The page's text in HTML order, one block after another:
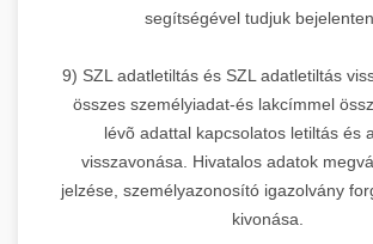
segítségével tudjuk
9) SZL adatletiltás és SZL adatletiltás
összes személyiadat-és lakcímmel
lévõ adattal kapcsolatos letiltás és
visszavonása. Hivatalos adatok
jelzése, személyazonosító igazolvány
kivonása.